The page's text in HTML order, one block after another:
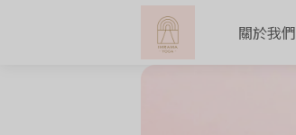
關於我們